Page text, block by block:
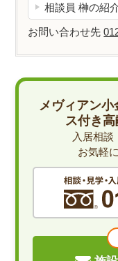
相談員 榊の紹
お問い合わせ先
メヴィアン
ス付き
入居相談
お気軽